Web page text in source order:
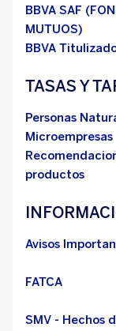
BBVA SAF
MUTUOS)
BBVA
TASAS Y
Personas
Microempresas
productos
Avisos
FATCA
SMV - Hechos